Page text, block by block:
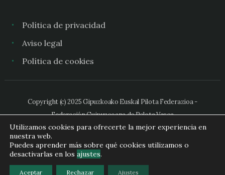
Política de privacidad
Aviso legal
Política de cookies
Copyright (c) 2025 Gipuzkoako Euskal Pilota Federazioa -
Federación Guipuzcoana de Pelota Vasca
Utilizamos cookies para ofrecerte la mejor experiencia en
nuestra web.
Puedes aprender más sobre qué cookies utilizamos o
desactivarlas en los ajustes.
Aceptar Rechazar Ajustes